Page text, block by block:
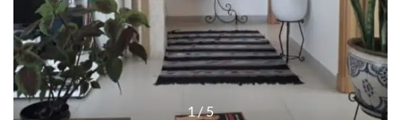
1/5